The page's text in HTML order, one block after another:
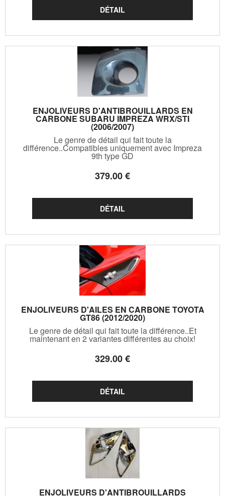
ENJOLIVEURS D'ANTIBROUILLARDS EN
CARBONE SUBARU IMPREZA WRX/STI
(2006/2007)
Le genre de détail qui fait toute la
différence..Compatibles uniquement avec Impreza
9th type GD
379.00€
ENJOLIVEURS D'AILES EN CARBONE TOYOTA
GT86 (2012/2020)
Le genre de détail qui fait toute la différence..Et
maintenant en 2 variantes différentes au choix!
329.00€
ENJOLIVEURS D'ANTIBROUILLARDS